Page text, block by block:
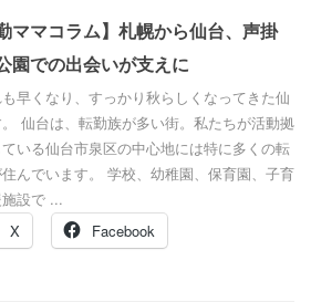
ママコラム】札幌から仙台、声掛
園での出会いが支えに
早くなり、すっかり秋らしくなってきた仙
仙台は、転勤族が多い街。私たちが活動拠
いる仙台市泉区の中心地には特に多くの転
んでいます。 学校、幼稚園、保育園、子育
設で ...
X
Facebook